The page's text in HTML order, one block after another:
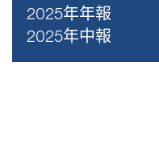
2025年年報
2025年中報